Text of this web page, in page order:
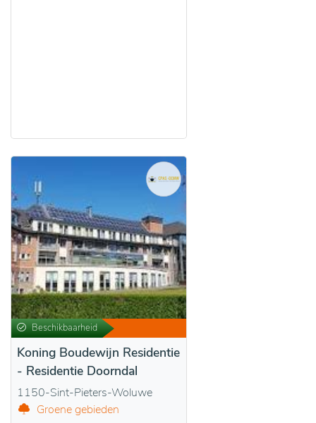
Beschikbaarheid
Koning Boudewijn Residentie
- Residentie Doorndal
1150-Sint-Pieters-Woluwe
Groene gebieden